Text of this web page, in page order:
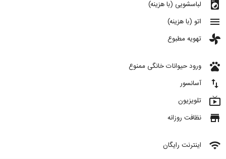
local_laundry_service لباسشویی (با هزینه)
menu اتو (با هزینه)
toys تهویه مطبوع
pets ورود حیوانات خانگی ممنوع
import_export آسانسور
live_tv تلویزیون
store نظافت روزانه
wifi اینترنت رایگان